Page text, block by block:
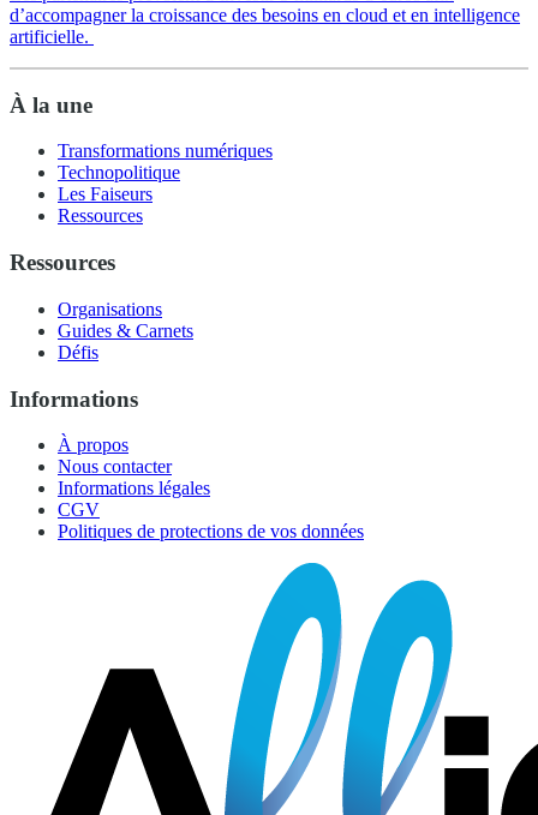
d’accompagner la croissance des besoins en cloud et en intelligence
artificielle.
À la une
Transformations numériques
Technopolitique
Les Faiseurs
Ressources
Ressources
Organisations
Guides & Carnets
Défis
Informations
À propos
Nous contacter
Informations légales
CGV
Politiques de protections de vos données